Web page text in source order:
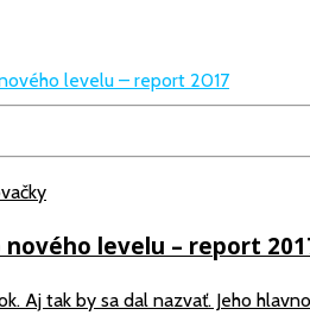
nového levelu – report
Aj tak by sa dal nazvať. Jeho